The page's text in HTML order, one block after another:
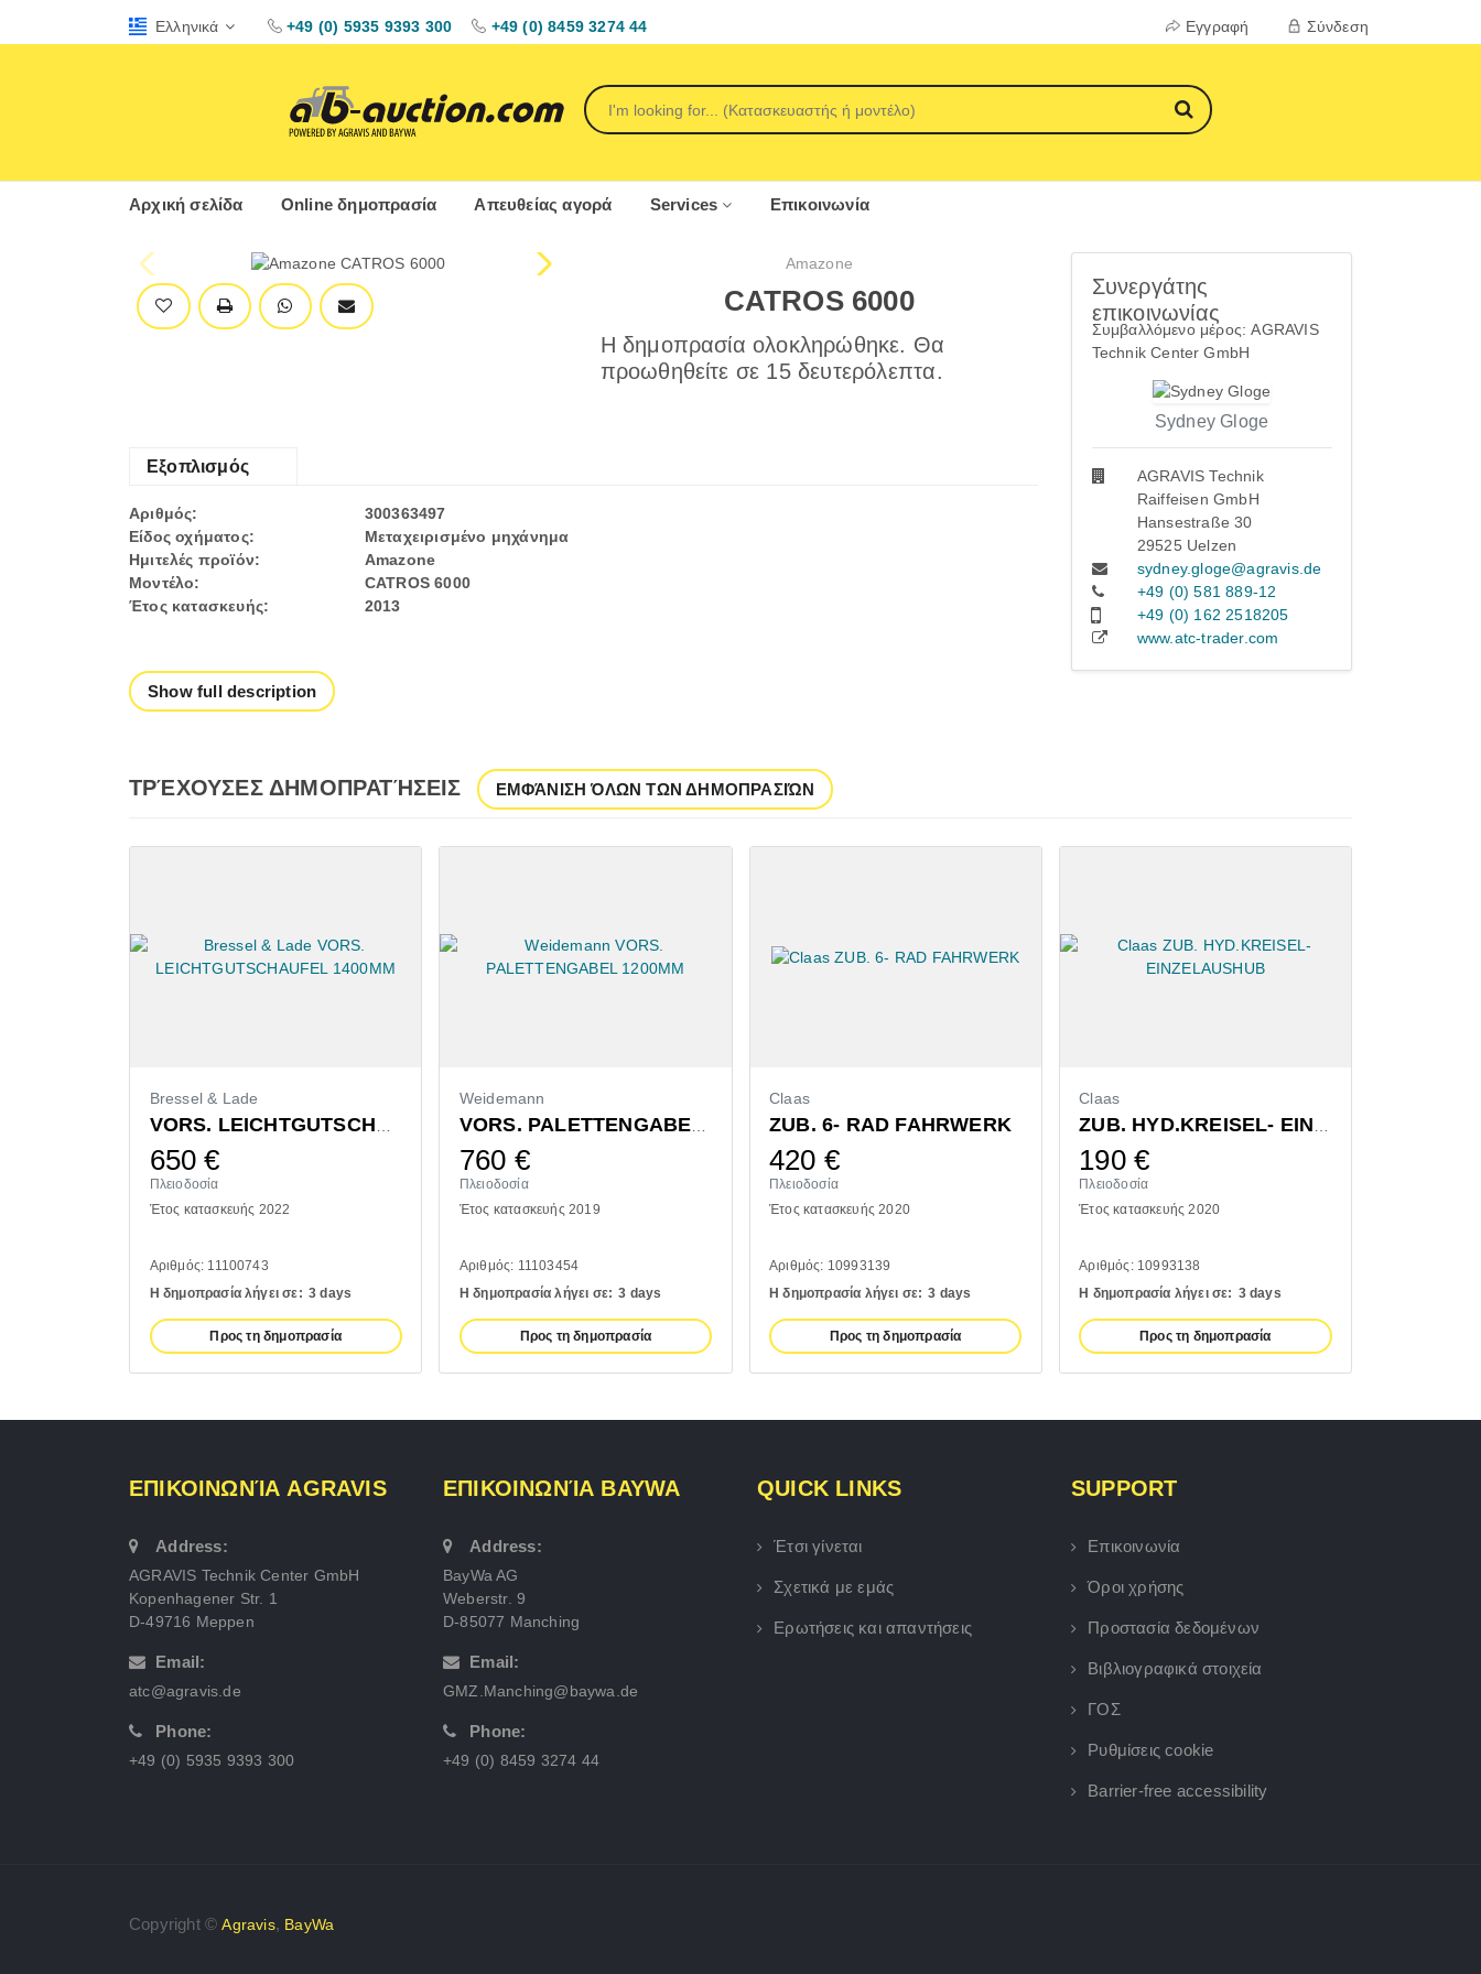
Ελληνικά +49 (0) 5935 9393 300 +49 (0) 8459 3274 44 Εγγραφή Σύνδεση
Αρχική σελίδα Online δημοπρασία Απευθείας αγορά Services Επικοινωνία
Amazone
CATROS 6000
Η δημοπρασία ολοκληρώθηκε. Θα
προωθηθείτε σε 15 δευτερόλεπτα.
Εξοπλισμός
Αριθμός:
300363497
Είδος οχήματος:
Μεταχειρισμένο μηχάνημα
Ημιτελές προϊόν:
Amazone
Μοντέλο:
CATROS 6000
Έτος κατασκευής:
2013
Show full description
Συνεργάτης
επικοινωνίας
Συμβαλλόμενο μέρος: AGRAVIS
Technik Center GmbH
Sydney Gloge
AGRAVIS Technik
Raiffeisen GmbH
Hansestraße 30
29525 Uelzen
sydney.gloge@agravis.de
+49 (0) 581 889-12
+49 (0) 162 2518205
www.atc-trader.com
ΤΡΈΧΟΥΣΕΣ ΔΗΜΟΠΡΑΤΉΣΕΙΣ ΕΜΦΆΝΙΣΗ ΌΛΩΝ ΤΩΝ ΔΗΜΟΠΡΑΣΙΏΝ
Bressel & Lade
650 €
Πλειοδοσία
Έτος κατασκευής 2022
Αριθμός: 11100743
Η δημοπρασία λήγει σε: 3 days
Προς τη δημοπρασία
Weidemann
760 €
Πλειοδοσία
Έτος κατασκευής 2019
Αριθμός: 11103454
Η δημοπρασία λήγει σε: 3 days
Προς τη δημοπρασία
Claas
ZUB. 6- RAD FAHRWERK
420 €
Πλειοδοσία
Έτος κατασκευής 2020
Αριθμός: 10993139
Η δημοπρασία λήγει σε: 3 days
Προς τη δημοπρασία
Claas
190€
Πλειοδοσία
Έτος κατασκευής 2020
Αριθμός: 10993138
Η δημοπρασία λήγει σε: 3 days
Προς τη δημοπρασία
ΕΠΙΚΟΙΝΩΝΊΑ AGRAVIS
Address:
AGRAVIS Technik Center GmbH
Kopenhagener Str. 1
D-49716 Meppen
Email:
atc@agravis.de
Phone:
+49 (0) 5935 9393 300
ΕΠΙΚΟΙΝΩΝΊΑ BAYWA
Address:
BayWa AG
Weberstr. 9
D-85077 Manching
Email:
GMZ.Manching@baywa.de
Phone:
+49 (0) 8459 3274 44
QUICK LINKS
Έτσι γίνεται
Σχετικά με εμάς
Ερωτήσεις και απαντήσεις
SUPPORT
Επικοινωνία
Όροι χρήσης
Προστασία δεδομένων
Βιβλιογραφικά στοιχεία
ΓΟΣ
Ρυθμίσεις cookie
Barrier-free accessibility
Copyright ©Agravis, BayWa